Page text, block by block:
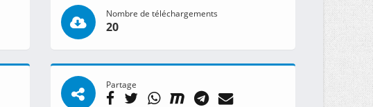
Nombre de téléchargements
20
Partage